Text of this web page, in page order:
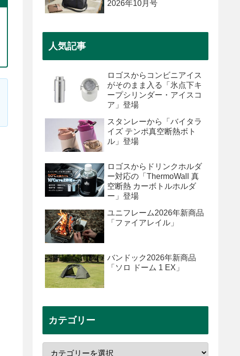
2026年10月号
人気記事
ロゴスからコンビニアイス
がそのまま入る「氷点下キ
ープシリンダー・アイスコ
ア」登場
スタンレーから「バイタラ
イズ テンポ真空断熱ボト
ル」登場
ロゴスからドリンクホルダ
ー対応の「ThermoWall 真
空断熱 カーボトルホルダ
ー」登場
ユニフレーム2026年新商品
「ファイアレイル」
バンドック2026年新商品
「ソロ ドーム 1 EX」
カテゴリー